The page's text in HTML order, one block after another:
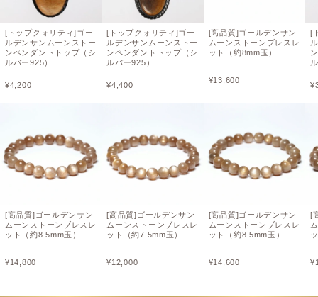
[トップクォリティ]ゴー
ルデンサンムーンストー
ンペンダントトップ（シ
ルバー925）
¥4,200
[高品質]ゴールデンサン
ムーンストーンブレスレ
ット（約8.5mm玉）
¥14,800
[トップクォリティ]ゴー
ルデンサンムーンストー
ンペンダントトップ（シ
ルバー925）
¥4,400
[高品質]ゴールデンサン
ムーンストーンブレスレ
ット（約7.5mm玉）
¥12,000
[高品質]ゴールデンサン
ムーンストーンブレスレ
ット（約8mm玉）
¥13,600
[高品質]ゴールデンサン
ムーンストーンブレスレ
ット（約8.5mm玉）
¥14,600
[
¥
[
¥